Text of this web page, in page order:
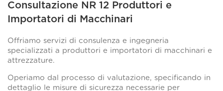
Consultazione NR 12 Produttori e
Importatori di Macchinari
Offriamo servizi di consulenza e ingegneria
specializzati a produttori e importatori di macchinari e
attrezzature.
Operiamo dal processo di valutazione, specificando in
dettaglio le misure di sicurezza necessarie per